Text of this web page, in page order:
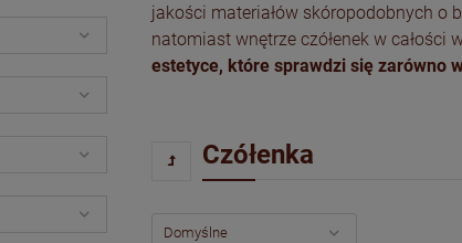
jakości materiałów skóropodobnych o
natomiast wnętrze czółenek w całości
estetyce, które sprawdzi się zarówno
Czółenka